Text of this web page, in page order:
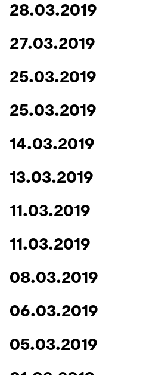
28.03.2019
27.03.2019
25.03.2019
25.03.2019
14.03.2019
13.03.2019
11.03.2019
11.03.2019
08.03.2019
06.03.2019
05.03.2019